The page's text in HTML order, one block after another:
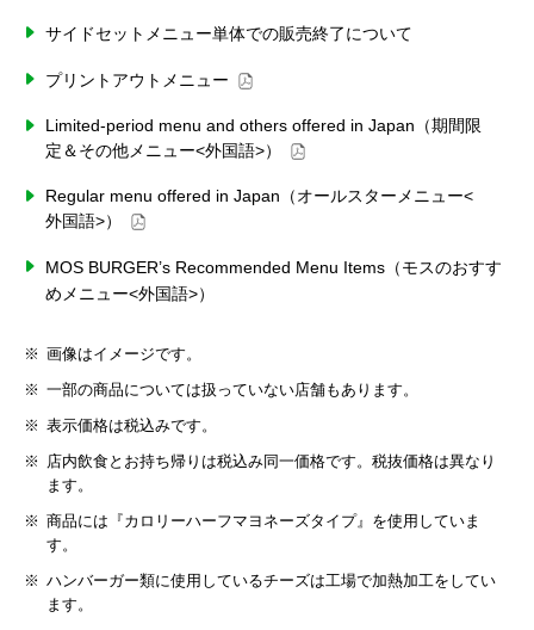
サイドセットメニュー単体での販売終了について
プリントアウトメニュー
Limited-period menu and others offered in Japan（期間限
定＆その他メニュー<外国語>）
Regular menu offered in Japan（オールスターメニュー<
外国語>）
MOS BURGER’s Recommended Menu Items（モスのおすす
めメニュー<外国語>）
画像はイメージです。
一部の商品については扱っていない店舗もあります。
表示価格は税込みです。
店内飲食とお持ち帰りは税込み同一価格です。税抜価格は異なり
ます。
商品には『カロリーハーフマヨネーズタイプ』を使用していま
す。
ハンバーガー類に使用しているチーズは工場で加熱加工をしてい
ます。